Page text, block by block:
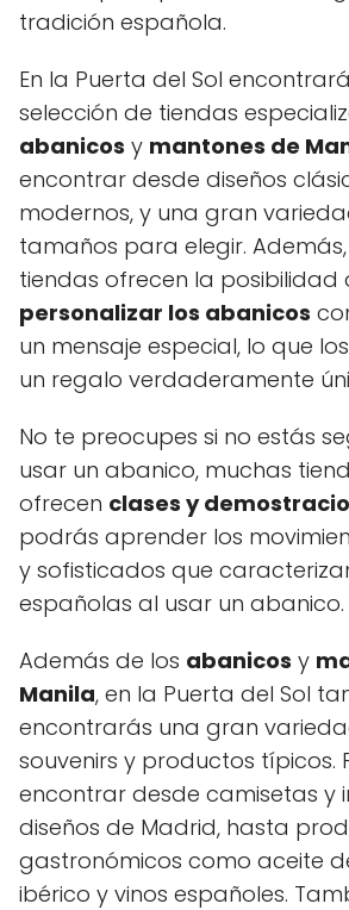
tradición española.
En la Puerta del Sol
selección de tiendas
abanicos y mantones de
encontrar desde diseños
modernos, y una gran
tamaños para elegir.
tiendas ofrecen la posibilidad
personalizar los abanicos
un mensaje especial, lo que
un regalo verdaderamente
No te preocupes si no estás
usar un abanico, muchas
ofrecen clases y
podrás aprender los
y sofisticados que
españolas al usar un abanico.
Además de los abanicos y
Manila, en la Puerta del Sol
encontrarás una gran
souvenirs y productos típicos.
encontrar desde camisetas y
diseños de Madrid, hasta
gastronómicos como aceite
ibérico y vinos españoles.